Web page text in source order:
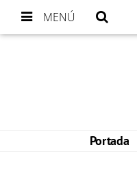
MENÚ
Portada